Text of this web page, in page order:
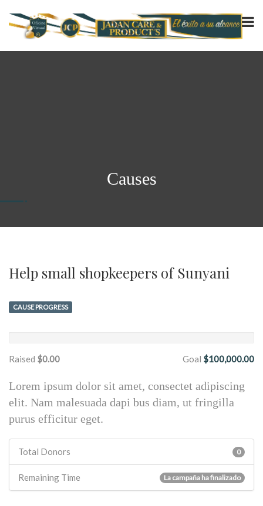
Causes
Help small shopkeepers of Sunyani
CAUSE PROGRESS
Raised $0.00 Goal $100,000.00
Lorem ipsum dolor sit amet, consectet adipiscing
elit. Nam malesuada dapi bus diam, ut fringilla
purus efficitur eget.
Total Donors 0
Remaining Time La campaña ha finalizado